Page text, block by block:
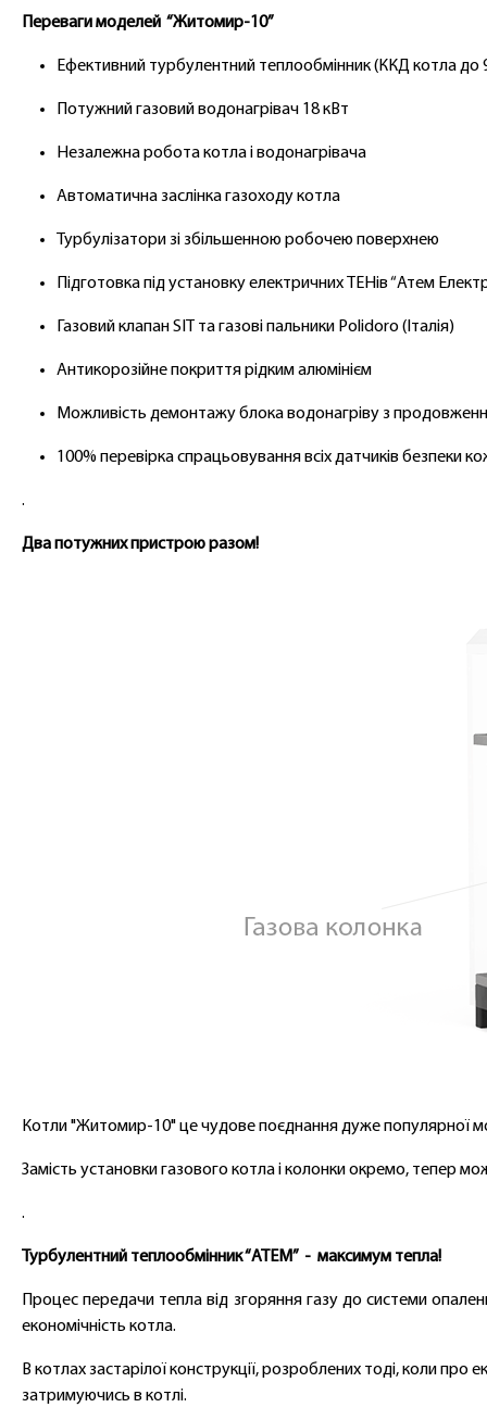
Переваги моделей “Житомир-10”
Ефективний турбулентний теплообмінник (ККД котла до
Потужний газовий водонагрівач 18 кВт
Незалежна робота котла і водонагрівача
Автоматична заслінка газоходу котла
Турбулізатори зі збільшенною робочею поверхнею
Підготовка під установку електричних ТЕНів “Атем
Газовий клапанSIT та газові пальники Polidoro (Італія)
Антикорозійне покриття рідким алюмінієм
Можливість демонтажу блока водонагріву з
100% перевірка спрацьовування всіх датчиків безпеки
.
Два потужних пристрою разом!
Котли "Житомир-10" це чудове поєднання дуже популярної
Замість установки газового котла і колонки окремо, тепер
.
Турбулентний теплообмінник “АТЕМ” - максимум тепла!
Процес передачи тепла від згоряння газу до системи
економічність котла.
В котлах застарілої конструкції, розроблених тоді, коли
затримуючись в котлі.